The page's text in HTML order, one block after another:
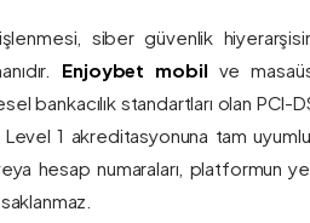
işlenmesi, siber güvenlik
Enjoybet mobil ve
bankacılık standartları olan PCI-
1 akreditasyonuna tam
hesap numaraları, platformun